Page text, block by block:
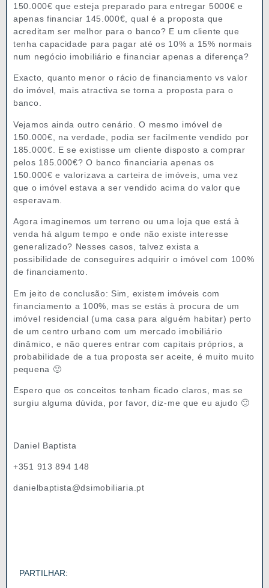
150.000€ que esteja preparado para entregar 5000€ e
apenas financiar 145.000€, qual é a proposta que
acreditam ser melhor para o banco? E um cliente que
tenha capacidade para pagar até os 10% a 15% normais
num negócio imobiliário e financiar apenas a diferença?
Exacto, quanto menor o rácio de financiamento vs valor
do imóvel, mais atractiva se torna a proposta para o
banco.
Vejamos ainda outro cenário. O mesmo imóvel de
150.000€, na verdade, podia ser facilmente vendido por
185.000€. E se existisse um cliente disposto a comprar
pelos 185.000€? O banco financiaria apenas os
150.000€ e valorizava a carteira de imóveis, uma vez
que o imóvel estava a ser vendido acima do valor que
esperavam.
Agora imaginemos um terreno ou uma loja que está à
venda há algum tempo e onde não existe interesse
generalizado? Nesses casos, talvez exista a
possibilidade de conseguires adquirir o imóvel com 100%
de financiamento.
Em jeito de conclusão: Sim, existem imóveis com
financiamento a 100%, mas se estás à procura de um
imóvel residencial (uma casa para alguém habitar) perto
de um centro urbano com um mercado imobiliário
dinâmico, e não queres entrar com capitais próprios, a
probabilidade de a tua proposta ser aceite, é muito muito
pequena 🙂
Espero que os conceitos tenham ficado claros, mas se
surgiu alguma dúvida, por favor, diz-me que eu ajudo 🙂
Daniel Baptista
+351 913 894 148
danielbaptista@dsimobiliaria.pt
PARTILHAR: